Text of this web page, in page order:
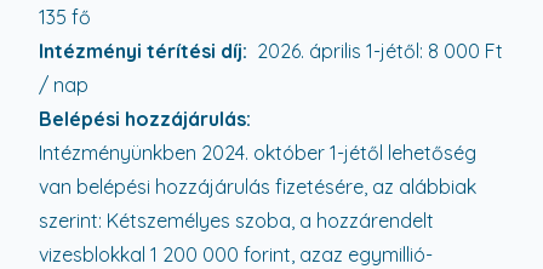
135 fő
Intézményi térítési díj: 2026. április 1-jétől: 8 000 Ft
/ nap
Belépési hozzájárulás:
Intézményünkben 2024. október 1-jétől lehetőség
van belépési hozzájárulás fizetésére, az alábbiak
szerint: Kétszemélyes szoba, a hozzárendelt
vizesblokkal 1 200 000 forint, azaz egymillió-